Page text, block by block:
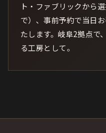
ト・ファブリックから
で）、事前予約で当日
たします。岐阜2拠点で
る工房として。